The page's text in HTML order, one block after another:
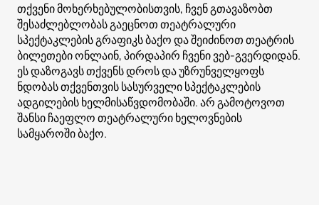
თქვენი მოხერხებულობისთვის, ჩვენ გთავაზობთ
შესაძლებლობას გაეცნოთ თეატრალური
სპექტაკლების გრაფიკს ბაქო და შეიძინოთ თეატრის
ბილეთები ონლაინ, პირდაპირ ჩვენი ვებ-გვერდიდან.
ეს დაზოგავს თქვენს დროს და უზრუნველყოფს
ნდობას თქვენთვის სასურველი სპექტაკლების
ადგილების ხელმისაწვდომობაში. არ გამოტოვოთ
შანსი ჩაეფლო თეატრალური ხელოვნების
სამყაროში ბაქო.